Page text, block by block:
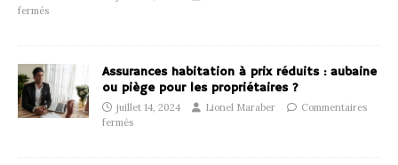
fermés
Assurances habitation à prix réduits : aubaine
ou piège pour les propriétaires ?
juillet 14, 2024 Lionel Maraber
Commentaires
fermés